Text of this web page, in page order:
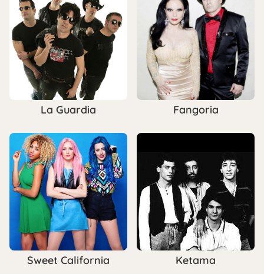
La Guardia Fangoria
Sweet California Ketama